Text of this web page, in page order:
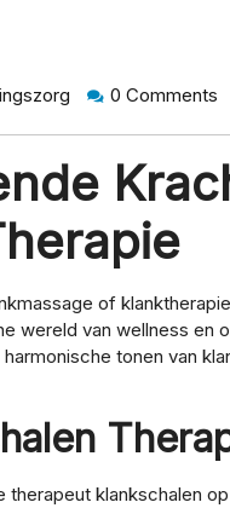
0 Comments
of
wereld van wellness en
tonen van
klankschalen